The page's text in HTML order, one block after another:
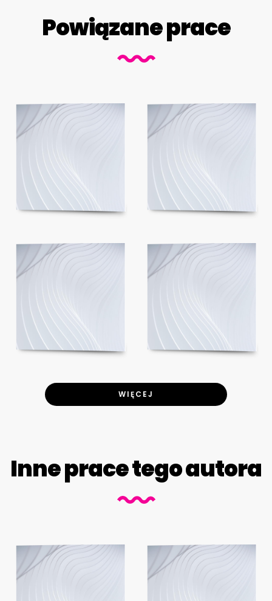
Powiązane prace
WIĘCEJ
Inne prace tego autora